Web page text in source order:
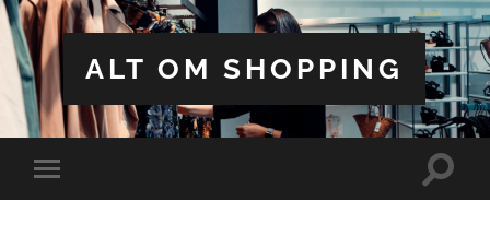
ALT OM SHOPPING
Toggle
mobile
Toggle